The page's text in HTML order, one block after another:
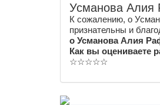
Усманова Алия
К сожалению, о
признательны и
о Усманова Алия
Как вы оцениваете
☆☆☆☆☆